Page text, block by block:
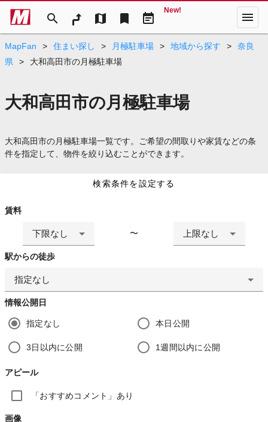
search map bookmark event_note
New! menu
MapFan > 住まい探し > 月極駐車場 > 地域から探す >
奈良
県
> 大和高田市の月極駐車場
大和高田市の月極駐車場
大和高田市の月極駐車場一覧です。ご希望の間取りや家賃などの条
件を指定して、物件を絞り込むことができます。
検索条件を設定する
賃料
下限なし 〜 上限なし
駅からの徒歩
指定なし
情報公開日
指定なし 本日公開
3日以内に公開 1週間以内に公開
アピール
「おすすめコメント」あり
画像